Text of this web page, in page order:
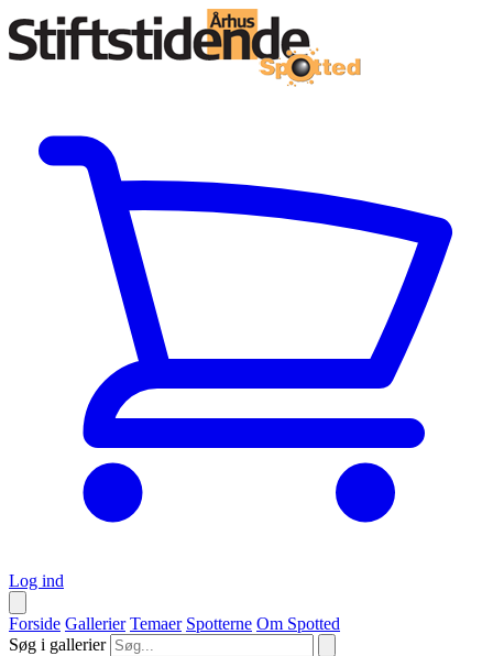
Log ind
Forside Gallerier Temaer Spotterne Om Spotted
Søg i gallerier